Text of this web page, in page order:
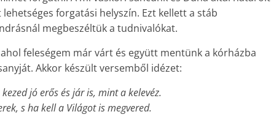
forgatási helyszín. Ezt kellett a stáb
megbeszéltük a tudnivalókat.
feleségem már várt és együtt mentünk a kórházba
Akkor készült versemből idézet:
jó erős és jár is, mint a kelevéz.
s ha kell a Világot is megvered.